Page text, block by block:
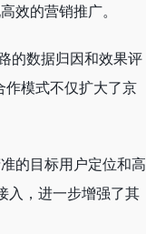
效的营销推广。
的数据归因和效果评
作模式不仅扩大了京
的目标用户定位和高
入，进一步增强了其